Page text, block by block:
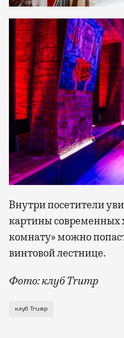
Внутри посетители
картины современных
комнату» можно
винтовой лестнице.
Фото: клуб Trump
Любовь москвичей к
клуб Trump